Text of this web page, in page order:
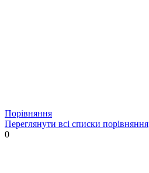
Порівняння
Переглянути всі списки порівняння
0